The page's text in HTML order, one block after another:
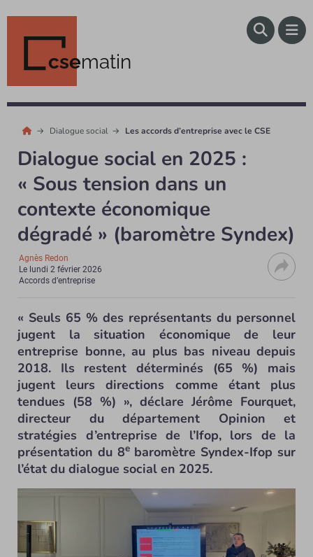
csematin
Dialogue social Les accords d’entreprise avec le CSE
Dialogue social en 2025 :
« Sous tension dans un
contexte économique
dégradé » (baromètre Syndex)
Agnès Redon
Le lundi 2 février 2026
Accords d’entreprise
« Seuls 65 % des représentants du personnel
jugent la situation économique de leur
entreprise bonne, au plus bas niveau depuis
2018. Ils restent déterminés (65 %) mais
jugent leurs directions comme étant plus
tendues (58 %) », déclare Jérôme Fourquet,
directeur du département Opinion et
stratégies d’entreprise de l’Ifop, lors de la
présentation du 8ebaromètre Syndex-Ifop sur
l’état du dialogue social en 2025.